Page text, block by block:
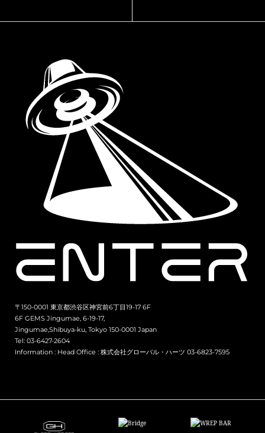
〒150-0001 東京都渋谷区神宮前6丁目19-17 6F
6F GEMS Jingumae, 6-19-17,
Jingumae,Shibuya-ku, Tokyo 150-0001 Japan
Tel: 03-6427-2604
Information : Head Office : 株式会社グローバル・ハーツ 03-6823-7595